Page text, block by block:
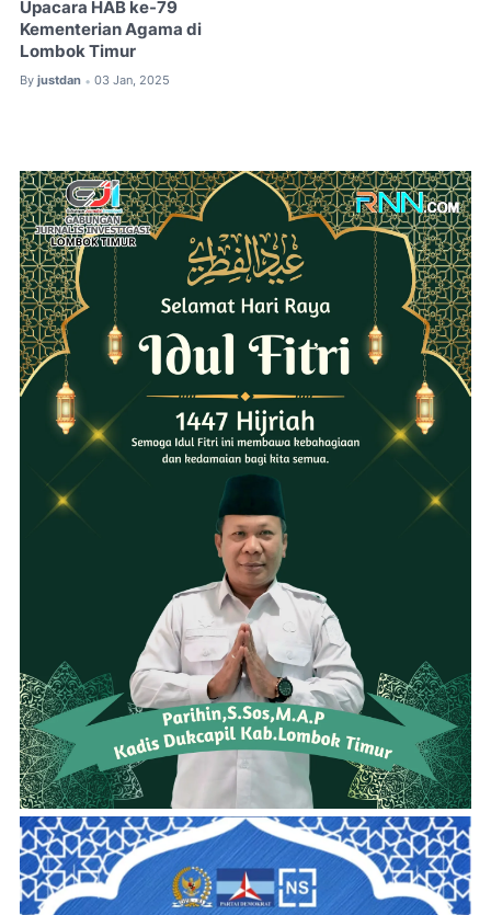
Upacara HAB ke-79
Kementerian Agama di
Lombok Timur
By justdan • 03 Jan, 2025